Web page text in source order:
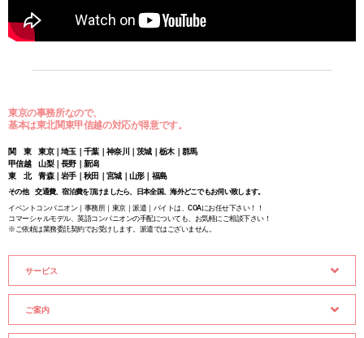
東京の事務所なので、
基本は東北関東甲信越の対応が得意です。
関 東 東京｜埼玉｜千葉｜神奈川｜茨城｜栃木｜群馬
甲信越 山梨｜長野｜新潟
東 北 青森｜岩手｜秋田｜宮城｜山形｜福島
その他 交通費、宿泊費を頂けましたら、日本全国、海外どこでもお伺い致します。
イベントコンパニオン｜事務所｜東京｜派遣｜バイトは、COAにお任せ下さい！！
コマーシャルモデル、英語コンパニオンの手配についても、お気軽にご相談下さい！
※ご依頼は業務委託契約でお受けします。派遣ではございません。
サービス
ご案内